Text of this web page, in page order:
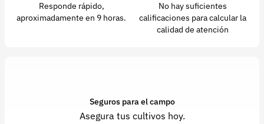
Responde rápido,
aproximadamente en 9 horas.
No hay suficientes
calificaciones para calcular la
calidad de atención
Seguros para el campo
Asegura tus cultivos hoy.